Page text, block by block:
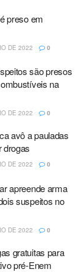
preso em
DE 2022 0
são presos
na
DE 2022 0
avô a pauladas
drogas
DE 2022 0
apreende arma
suspeitos no
DE 2022 0
gratuitas para
pré-Enem